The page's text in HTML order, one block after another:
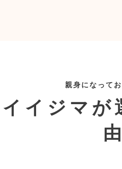
親身になって
イイジマが
由